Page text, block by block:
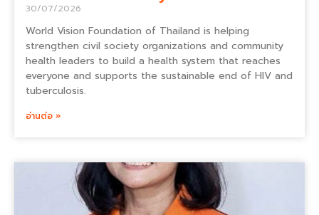
30/07/2026
World Vision Foundation of Thailand is helping
strengthen civil society organizations and community
health leaders to build a health system that reaches
everyone and supports the sustainable end of HIV and
tuberculosis.
อ่านต่อ »